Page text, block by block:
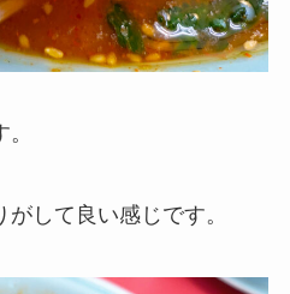
して良い感じです。